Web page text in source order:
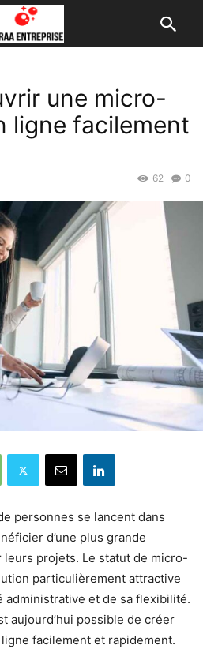
une micro-
ligne facilement
0
62
personnes se lancent dans
d’une plus grande
projets. Le statut de micro-
particulièrement attractive
administrative et de sa flexibilité.
aujourd’hui possible de créer
facilement et rapidement.